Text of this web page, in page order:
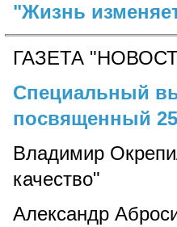
"Жизнь
ГАЗЕТА
Специальный
посвященный
Владимир
качество"
Александр